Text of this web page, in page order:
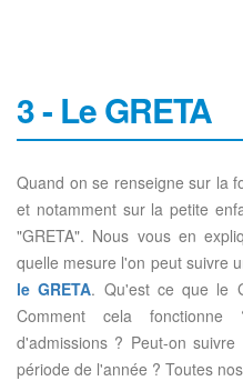
3 - Le GRETA
Quand on se renseigne sur la
et notamment sur la petite
"GRETA". Nous vous en
quelle mesure l'on peut suivre
le GRETA. Qu'est ce que le
Comment cela
d'admissions ? Peut-on
période de l'année ? Toutes